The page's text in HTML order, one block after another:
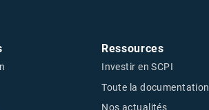
Ressources
Investir en SCPI
Toute la documentation